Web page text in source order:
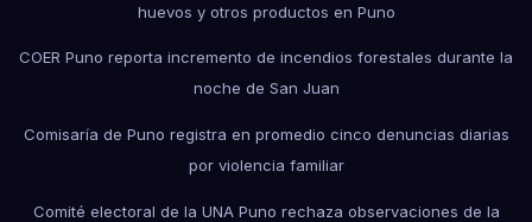
huevos y otros productos en Puno
COER Puno reporta incremento de incendios forestales durante la
noche de San Juan
Comisaría de Puno registra en promedio cinco denuncias diarias
por violencia familiar
Comité electoral de la UNA Puno rechaza observaciones de la